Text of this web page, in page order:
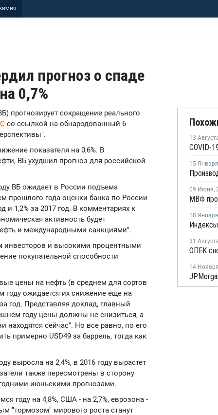
прогноз о спаде
0,7%
прогнозирует сокращение реального
со ссылкой на обнародованный 6
показателя на 0,6%. В
ВБ ухудшил прогноз для российской
ВБ ожидает в России подъема
прошлого года оценки банка по России
и 1,2% за 2017 год. В комментариях к
активность будет
и международными санкциями".
инвесторов и высокими процентными
покупательной способности
цены на нефть (в среднем для сортов
году ожидается их снижение еще на
год. Представляя доклад, главный
году цены должны не снизиться, а
находятся сейчас". Но все равно, по его
примерно USD49 за баррель, тогда как
выросла на 2,4%, в 2016 году вырастет
также пересмотрены в сторону
июньскими прогнозами.
году на 4,8%, США - на 2,7%, еврозона -
"тормозом" мирового роста станут
13
COVID-
15 Января
09 Июня,
18 Января
31
14